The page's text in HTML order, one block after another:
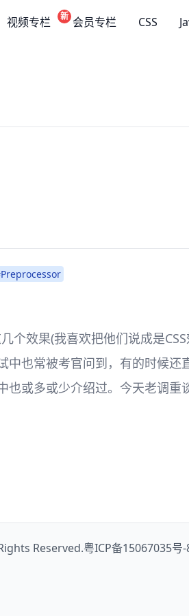
视频专栏 新 会员专栏 CSS
个效果(我喜欢把他们说成是
也常被考官问到，有的时候还
也或多或少介绍过。今天老调
Reserved.粤ICP备15067035号-